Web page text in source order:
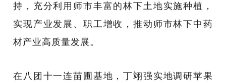
持，充分利用师市丰富的林下土地实施种植，
实现产业发展、职工增收，推动师市林下中药
材产业高质量发展。
在八团十一连苗圃基地，丁翊强实地调研苹果